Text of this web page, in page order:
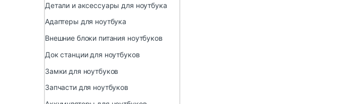
Детали и аксессуары для ноутбука
Адаптеры для ноутбука
Внешние блоки питания ноутбуков
Док станции для ноутбуков
Замки для ноутбуков
Запчасти для ноутбуков